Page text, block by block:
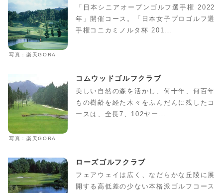
写真：楽天GORA
「日本シニアオープンゴルフ選手権 2022
年」開催コース。「日本女子プロゴルフ選
手権コニカミノルタ杯 201…
写真：楽天GORA
コムウッドゴルフクラブ
美しい自然の森を活かし、何十年、何百年
もの樹齢を経た木々をふんだんに残したコ
ースは、全長7、102ヤー…
ローズゴルフクラブ
フェアウェイは広く、なだらかな丘陵に展
開する高低差の少ない本格派ゴルフコース